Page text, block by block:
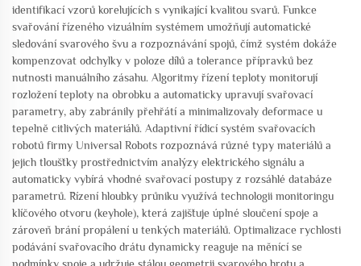
identifikací vzorů korelujících s vynikající kvalitou svarů. Funkce
svařování řízeného vizuálním systémem umožňují automatické
sledování svarového švu a rozpoznávání spojů, čímž systém dokáže
kompenzovat odchylky v poloze dílů a tolerance přípravků bez
nutnosti manuálního zásahu. Algoritmy řízení teploty monitorují
rozložení teploty na obrobku a automaticky upravují svařovací
parametry, aby zabránily přehřátí a minimalizovaly deformace u
tepelně citlivých materiálů. Adaptivní řídicí systém svařovacích
robotů firmy Universal Robots rozpoznává různé typy materiálů a
jejich tloušťky prostřednictvím analýzy elektrického signálu a
automaticky vybírá vhodné svařovací postupy z rozsáhlé databáze
parametrů. Řízení hloubky průniku využívá technologii monitoringu
klíčového otvoru (keyhole), která zajišťuje úplné sloučení spoje a
zároveň brání propálení u tenkých materiálů. Optimalizace rychlosti
podávání svařovacího drátu dynamicky reaguje na měnící se